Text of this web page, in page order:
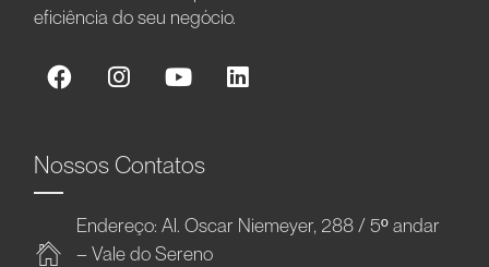
eficiência do seu negócio.
Nossos Contatos
Endereço: Al. Oscar Niemeyer, 288 / 5º andar
– Vale do Sereno